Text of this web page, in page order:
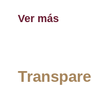
Ver más